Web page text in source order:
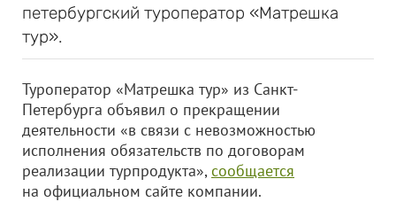
петербургский туроператор «Матрешка
тур».
Туроператор «Матрешка тур» из Санкт-
Петербурга объявил о прекращении
деятельности «в связи с невозможностью
исполнения обязательств по договорам
реализации турпродукта»,сообщается
на официальном сайте компании.